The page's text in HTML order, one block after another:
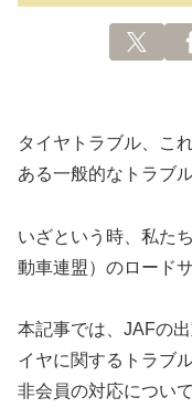
タイヤトラブル、こ
ある一般的なトラブ
いざという時、私た
動車連盟）のロードサ
本記事では、JAFの
イヤに関するトラブ
非会員の対応につい